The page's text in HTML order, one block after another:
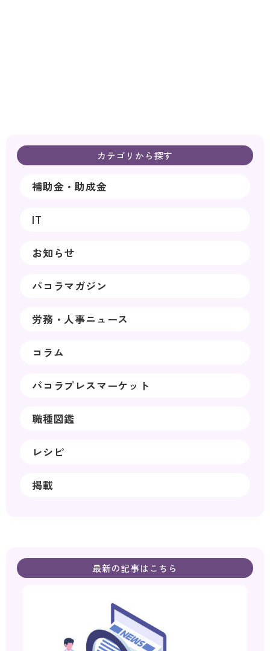
カテゴリから探す
補助金・助成金
IT
お知らせ
パコラマガジン
労務・人事ニュース
コラム
パコラプレスマーケット
職種図鑑
レシピ
掲載
最新の記事はこちら